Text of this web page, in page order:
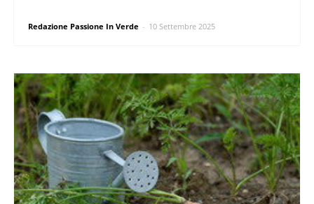
Redazione Passione In Verde - 10 Settembre 2025